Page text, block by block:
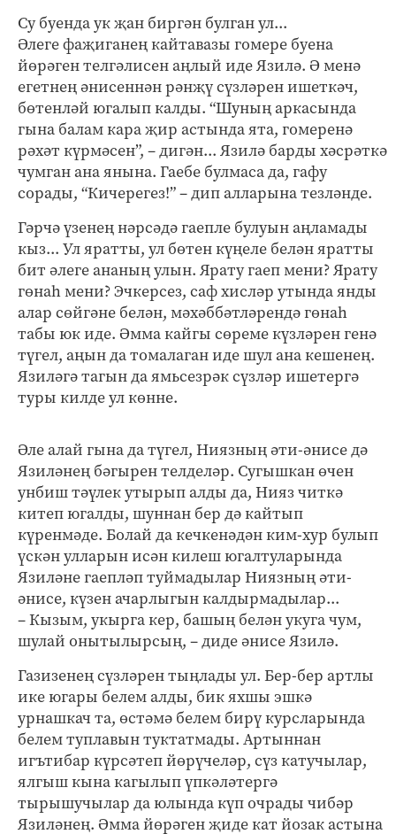
Су буенда ук җан биргән булган ул...
Әлеге фаҗиганең кайтавазы гомере буена
йөрәген телгәлисен аңлый иде Язилә. Ә менә
егетнең әнисеннән рәнҗү сүзләрен ишеткәч,
бөтенләй югалып калды. “Шуның аркасында
гына балам кара җир астында ята, гомеренә
рәхәт күрмәсен”, – дигән... Язилә барды хәсрәткә
чумган ана янына. Гаебе булмаса да, гафу
сорады, “Кичерегез!” – дип алларына тезләнде.
Гәрчә үзенең нәрсәдә гаепле булуын аңламады
кыз... Ул яратты, ул бөтен күңеле белән яратты
бит әлеге ананың улын. Ярату гаеп мени? Ярату
гөнаһ мени? Эчкерсез, саф хисләр утында янды
алар сөйгәне белән, мәхәббәтләрендә гөнаһ
табы юк иде. Әмма кайгы сөреме күзләрен генә
түгел, аңын да томалаган иде шул ана кешенең.
Язиләгә тагын да ямьсезрәк сүзләр ишетергә
туры килде ул көнне.
Әле алай гына да түгел, Ниязның әти-әнисе дә
Язиләнең бәгырен телделәр. Сугышкан өчен
унбиш тәүлек утырып алды да, Нияз читкә
китеп югалды, шуннан бер дә кайтып
күренмәде. Болай да кечкенәдән ким-хур булып
үскән улларын исән килеш югалтуларында
Язиләне гаепләп туймадылар Ниязның әти-
әнисе, күзен ачарлыгын калдырмадылар...
– Кызым, укырга кер, башың белән укуга чум,
шулай онытылырсың, – диде әнисе Язилә.
Газизенең сүзләрен тыңлады ул. Бер-бер артлы
ике югары белем алды, бик яхшы эшкә
урнашкач та, өстәмә белем бирү курсларында
белем туплавын туктатмады. Артыннан
игътибар күрсәтеп йөрүчеләр, сүз катучылар,
ялгыш кына кагылып үпкәләтергә
тырышучылар да юлында күп очрады чибәр
Язиләнең. Әмма йөрәген җиде кат йозак астына